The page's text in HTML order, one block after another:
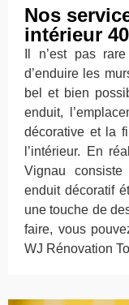
Nos
intérieur
Il n’est pas
d’enduire les
bel et bien
enduit,
décorative et la
l’intérieur. En
Vignau consiste
enduit décoratif
une touche de
faire, vous
WJ Rénovation